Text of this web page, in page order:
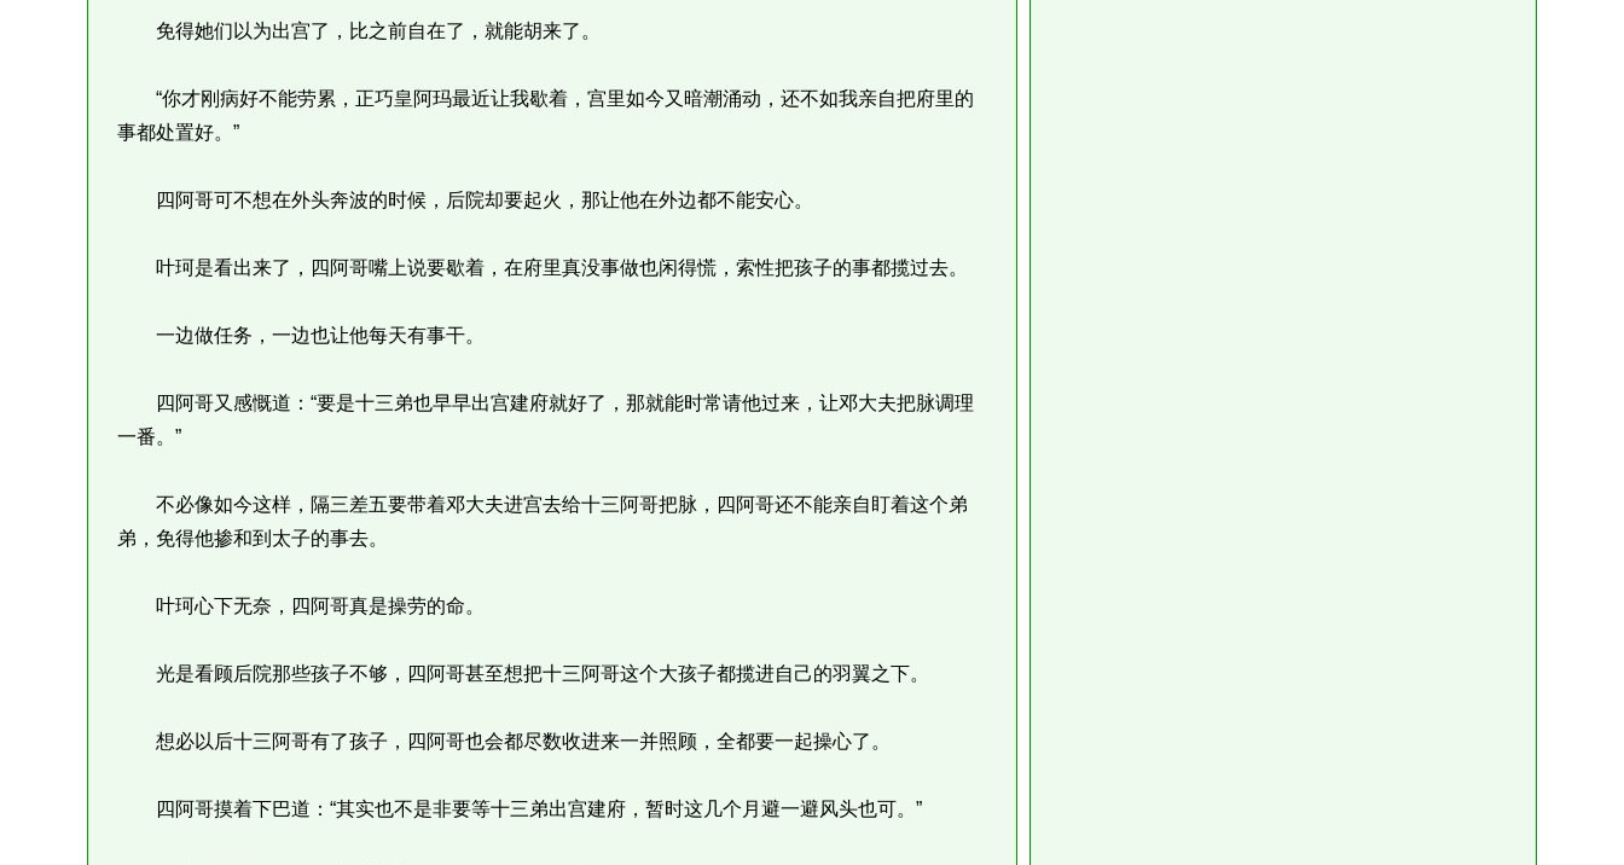
免得她们以为出宫了，比之前自在了，就能胡来了。
“你才刚病好不能劳累，正巧皇阿玛最近让我歇着，宫里如今又暗潮涌动，还不如我亲自把府里的
事都处置好。”
四阿哥可不想在外头奔波的时候，后院却要起火，那让他在外边都不能安心。
叶珂是看出来了，四阿哥嘴上说要歇着，在府里真没事做也闲得慌，索性把孩子的事都揽过去。
一边做任务，一边也让他每天有事干。
四阿哥又感慨道：“要是十三弟也早早出宫建府就好了，那就能时常请他过来，让邓大夫把脉调理
一番。”
不必像如今这样，隔三差五要带着邓大夫进宫去给十三阿哥把脉，四阿哥还不能亲自盯着这个弟
弟，免得他掺和到太子的事去。
叶珂心下无奈，四阿哥真是操劳的命。
光是看顾后院那些孩子不够，四阿哥甚至想把十三阿哥这个大孩子都揽进自己的羽翼之下。
想必以后十三阿哥有了孩子，四阿哥也会都尽数收进来一并照顾，全都要一起操心了。
四阿哥摸着下巴道：“其实也不是非要等十三弟出宫建府，暂时这几个月避一避风头也可。”